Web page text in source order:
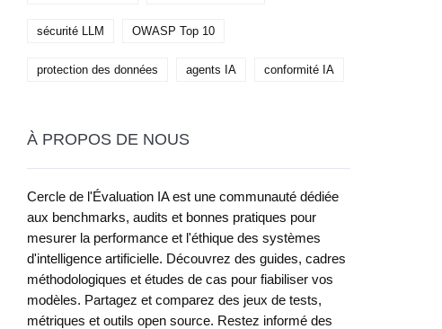
sécurité LLM OWASP Top 10
protection des données agents IA conformité IA
À PROPOS DE NOUS
Cercle de l'Évaluation IA est une communauté dédiée
aux benchmarks, audits et bonnes pratiques pour
mesurer la performance et l'éthique des systèmes
d'intelligence artificielle. Découvrez des guides, cadres
méthodologiques et études de cas pour fiabiliser vos
modèles. Partagez et comparez des jeux de tests,
métriques et outils open source. Restez informé des